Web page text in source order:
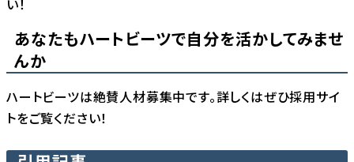
い！
あなたもハートビーツで自分を活かしてみませ
んか
ハートビーツは絶賛人材募集中です。詳しくはぜひ採用サイ
トをご覧ください！